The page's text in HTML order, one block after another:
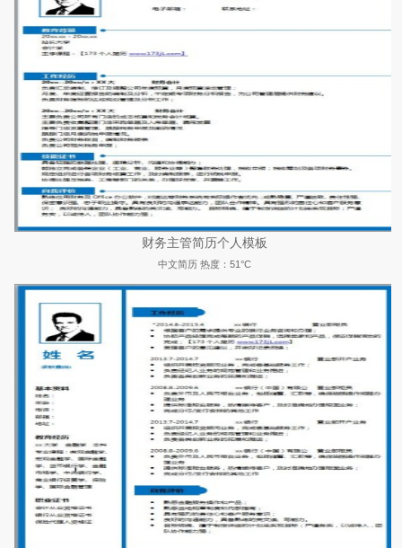
财务主管简历个人模板
中文简历 热度：51°C